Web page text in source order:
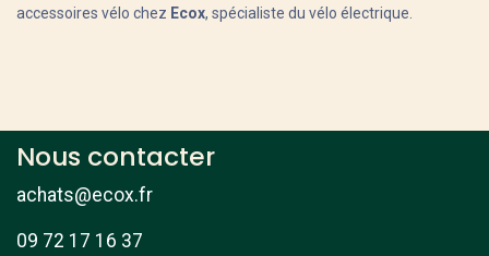
accessoires vélo chez Ecox, spécialiste du vélo électrique.
Nous contacter
achats@ecox.fr
09 72 17 16 37